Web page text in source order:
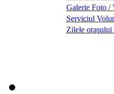
Galerie Foto /
Serviciul
Zilele oraşului